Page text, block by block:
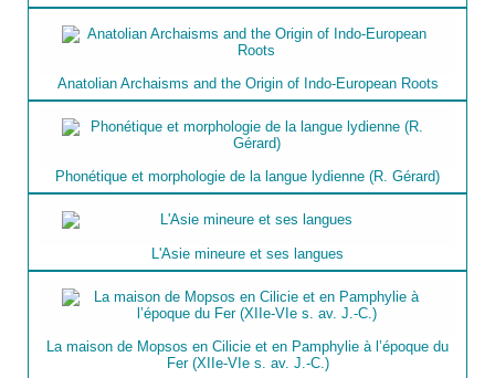
Anatolian Archaisms and the Origin of Indo-European Roots
Phonétique et morphologie de la langue lydienne (R. Gérard)
L'Asie mineure et ses langues
La maison de Mopsos en Cilicie et en Pamphylie à l’époque du
Fer (XIIe-VIe s. av. J.-C.)